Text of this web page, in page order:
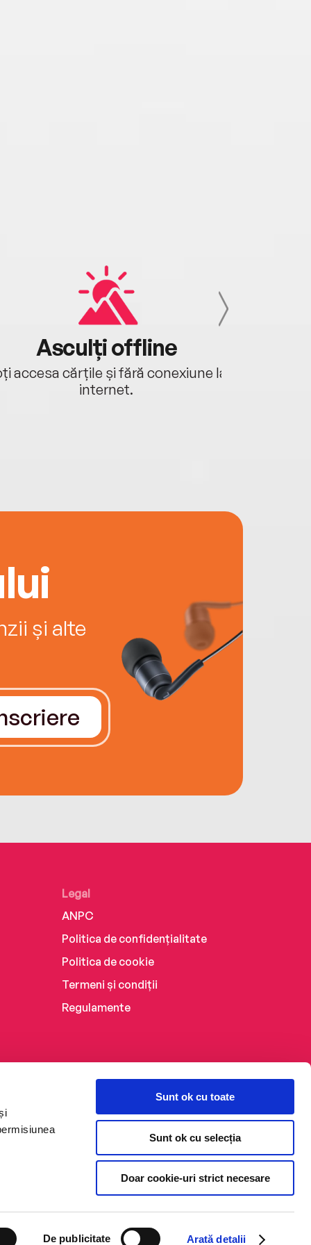
De publicitate Arată detalii
Sunt ok cu toate
Sunt ok cu selecția
Doar cookie-uri strict necesare
Asculți offline
accesa cărțile și fără conexiune la
internet.
și alte
Legal
ANPC
Politica de confidențialitate
Politica de cookie
Termeni și condiții
Regulamente